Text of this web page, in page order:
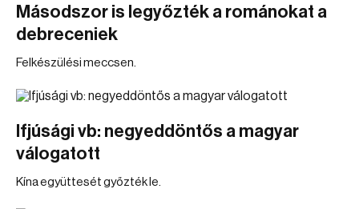
Másodszor is legyőzték a románokat a
debreceniek
Felkészülési meccsen.
Ifjúsági vb: negyeddöntős a magyar
válogatott
Kína együttesét győzték le.